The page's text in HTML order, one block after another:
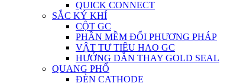
QUICK CONNECT
SẮC KÝ KHÍ
CỘT GC
PHẦN MỀM ĐỔI PHƯƠNG PHÁP
VẬT TƯ TIÊU HAO GC
HƯỚNG DẪN THAY GOLD SEAL
QUANG PHỔ
ĐÈN CATHODE